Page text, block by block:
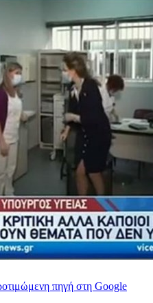
πηγή στη Google